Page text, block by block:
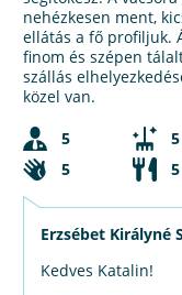
nehézkesen ment,
ellátás a fő profiljuk.
finom és szépen
szállás
közel van.
5
5
5
5
Erzsébet Királyné
Kedves Katalin!